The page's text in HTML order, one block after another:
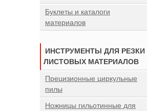
Буклеты и каталоги
материалов
ИНСТРУМЕНТЫ ДЛЯ РЕЗКИ
ЛИСТОВЫХ МАТЕРИАЛОВ
Прецизионные циркульные
пилы
Ножницы гильотинные для